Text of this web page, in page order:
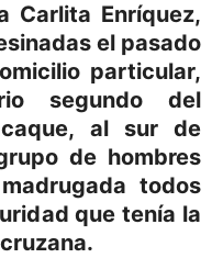
Carlita Enríquez,
el pasado
particular,
segundo del
al sur de
de hombres
todos
que tenía la